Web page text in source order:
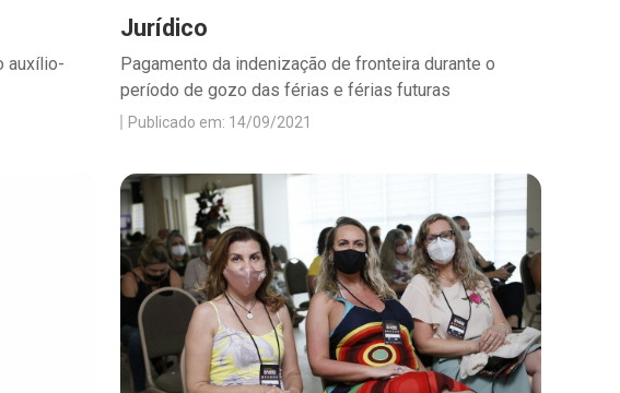
auxílio-
Jurídico
Pagamento da indenização de fronteira durante o
período de gozo das férias e férias futuras
Publicado em: 14/09/2021